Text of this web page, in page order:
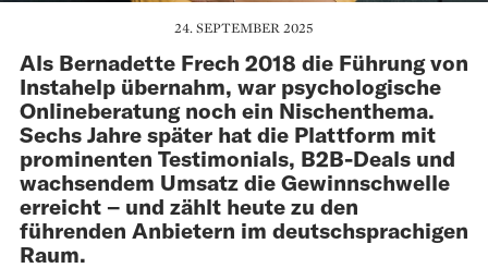
24. SEPTEMBER 2025
Als Bernadette Frech 2018 die Führung von
Instahelp übernahm, war psychologische
Onlineberatung noch ein Nischenthema.
Sechs Jahre später hat die Plattform mit
prominenten Testimonials, B2B-Deals und
wachsendem Umsatz die Gewinnschwelle
erreicht – und zählt heute zu den
führenden Anbietern im deutschsprachigen
Raum.